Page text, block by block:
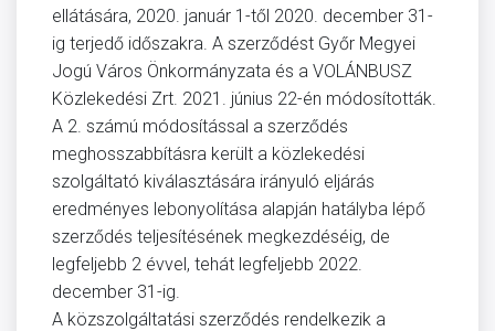
ellátására, 2020. január 1-től 2020. december 31-
ig terjedő időszakra. A szerződést Győr Megyei
Jogú Város Önkormányzata és a VOLÁNBUSZ
Közlekedési Zrt. 2021. június 22-én módosították.
A 2. számú módosítással a szerződés
meghosszabbításra került a közlekedési
szolgáltató kiválasztására irányuló eljárás
eredményes lebonyolítása alapján hatályba lépő
szerződés teljesítésének megkezdéséig, de
legfeljebb 2 évvel, tehát legfeljebb 2022.
december 31-ig.
A közszolgáltatási szerződés rendelkezik a